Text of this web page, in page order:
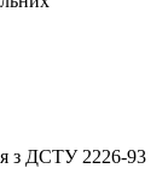
з ДСТУ 2226-93